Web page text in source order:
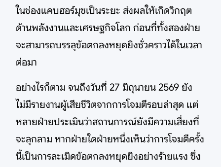
ในช่องแคบฮอร์มุซเป็นระยะ ส่งผลให้เกิดวิกฤต
ด้านพลังงานและเศรษฐกิจโลก ก่อนที่ทั้งสองฝ่าย
จะสามารถบรรลุข้อตกลงหยุดยิงชั่วคราวได้ในเวลา
ต่อมา
อย่างไรก็ตาม จนถึงวันที่ 27 มิถุนายน 2569 ยัง
ไม่มีรายงานผู้เสียชีวิตจากการโจมตีรอบล่าสุด แต่
หลายฝ่ายประเมินว่าสถานการณ์ยังมีความเสี่ยงที่
จะลุกลาม หากฝ่ายใดฝ่ายหนึ่งเห็นว่าการโจมตีครั้ง
นี้เป็นการละเมิดข้อตกลงหยุดยิงอย่างร้ายแรง ซึ่ง